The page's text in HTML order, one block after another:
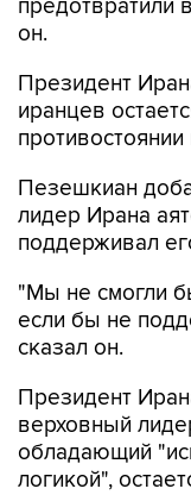
предотвратили
он.
Президент
иранцев
Пезешкиан
лидер Ирана
поддерживал
"Мы не смогли
если бы не
сказал он.
Президент
верховный
обладающий
логикой",